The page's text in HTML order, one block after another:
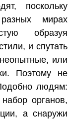
поскольку
мирах
образуя
и спутать
или
Поэтому не
людям:
органов,
а снаружи